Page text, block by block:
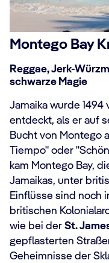
Montego Bay
Reggae, Jerk-
schwarze Magie
Jamaika wurde
entdeckt, als er auf
Bucht von Montego
Tiempo" oder
kam Montego Bay,
Jamaikas, unter
Einflüsse sind noch
britischen
wie bei der St.
gepflasterten
Geheimnisse der